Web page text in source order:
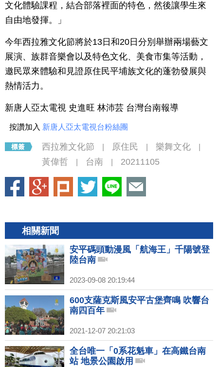
文化體驗課程，結合部落裡面的特色，然後讓學生來
自由地發揮。」
今年西拉雅文化節將於13日和20日分別舉辦兩場藝文
展演、族群音樂會以及特色文化、美食市集等活動，
邀民眾來體驗和見證原住民平埔族文化的蓬勃發展與
熱情活力。
新唐人亞太電視 史進旺 林沛芸 台灣台南報導
按讚加入 新唐人亞太電視台粉絲團
西拉雅文化節 原住民 樂舞文化
黃偉哲 台南 20211105
相關新聞
安平碼頭動漫風「航海王」千陽號登
陸台南
2023-09-08 20:19:44
600支薩克斯風安平古堡齊鳴 吹響台
南四百年
2021-12-07 20:21:03
全台唯一「0系花魁車」在高鐵台南
站 地景公園啟用